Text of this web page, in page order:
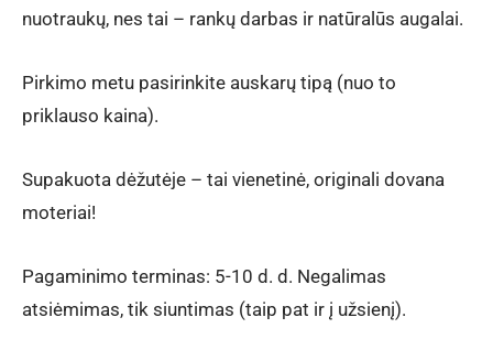
nuotraukų, nes tai – rankų darbas ir natūralūs augalai.
Pirkimo metu pasirinkite auskarų tipą (nuo to
priklauso kaina).
Supakuota dėžutėje – tai vienetinė, originali dovana
moteriai!
Pagaminimo terminas: 5-10 d. d. Negalimas
atsiėmimas, tik siuntimas (taip pat ir į užsienį).